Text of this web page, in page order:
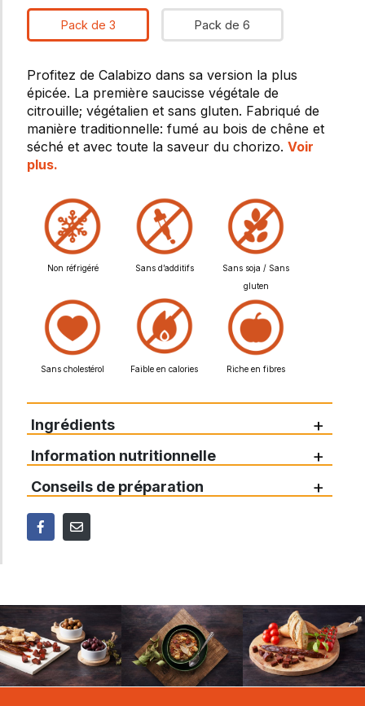
Pack de 3 Pack de 6
Profitez de Calabizo dans sa version la plus
épicée. La première saucisse végétale de
citrouille; végétalien et sans gluten. Fabriqué de
manière traditionnelle: fumé au bois de chêne et
séché et avec toute la saveur du chorizo. Voir
plus.
Non réfrigéré Sans d’additifs
Sans soja / Sans
gluten
Sans cholestérol Faible en calories Riche en fibres
Ingrédients +
Information nutritionnelle +
Conseils de préparation +